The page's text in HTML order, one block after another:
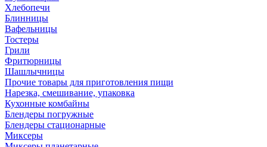
Хлебопечи
Блинницы
Вафельницы
Тостеры
Грили
Фритюрницы
Шашлычницы
Прочие товары для приготовления пищи
Нарезка, смешивание, упаковка
Кухонные комбайны
Блендеры погружные
Блендеры стационарные
Миксеры